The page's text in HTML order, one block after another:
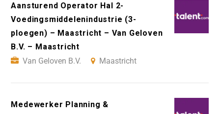
Aansturend Operator Hal 2-
Voedingsmiddelenindustrie (3-
ploegen) – Maastricht – Van Geloven
B.V. – Maastricht
Van Geloven B.V.
Maastricht
Medewerker Planning &